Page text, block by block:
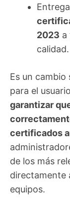
2023 a
calidad.
Es un cambio
para el
garantizar
certificados
de los más
directamente
equipos.